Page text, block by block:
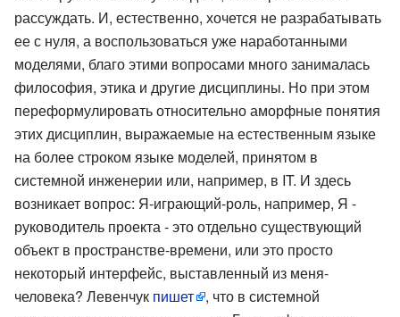
рассуждать. И, естественно, хочется не разрабатывать
ее с нуля, а воспользоваться уже наработанными
моделями, благо этими вопросами много занималась
философия, этика и другие дисциплины. Но при этом
переформулировать относительно аморфные понятия
этих дисциплин, выражаемые на естественным языке
на более строком языке моделей, принятом в
системной инженерии или, например, в IT. И здесь
возникает вопрос: Я-играющий-роль, например, Я -
руководитель проекта - это отдельно существующий
объект в пространстве-времени, или это просто
некоторый интерфейс, выставленный из меня-
человека? Левенчук пишет
, что в системной